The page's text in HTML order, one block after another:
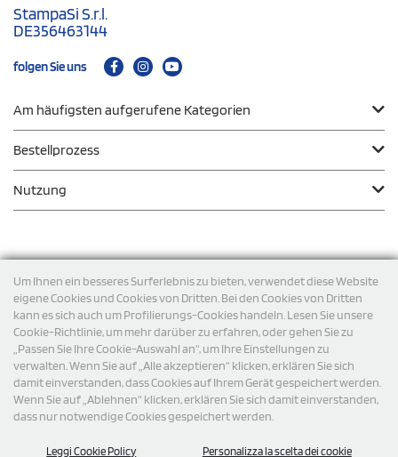
Um Ihnen ein besseres Surferlebnis zu bieten, verwendet diese Website
eigene Cookies und Cookies von Dritten. Bei den Cookies von Dritten
kann es sich auch um Profilierungs-Cookies handeln. Lesen Sie unsere
Cookie-Richtlinie, um mehr darüber zu erfahren, oder gehen Sie zu
„Passen Sie Ihre Cookie-Auswahl an“, um Ihre Einstellungen zu
verwalten. Wenn Sie auf „Alle akzeptieren“ klicken, erklären Sie sich
damit einverstanden, dass Cookies auf Ihrem Gerät gespeichert werden.
Wenn Sie auf „Ablehnen“ klicken, erklären Sie sich damit einverstanden,
dass nur notwendige Cookies gespeichert werden.
Leggi Cookie Policy Personalizza la scelta dei cookie
StampaSi S.r.l.
DE356463144
folgen Sie uns
Am häufigsten aufgerufene Kategorien
Bestellprozess
Nutzung
Versand